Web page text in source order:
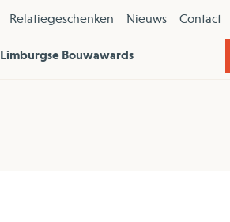
Limburgse Bouwawards
Relatiegeschenken Nieuws Contact